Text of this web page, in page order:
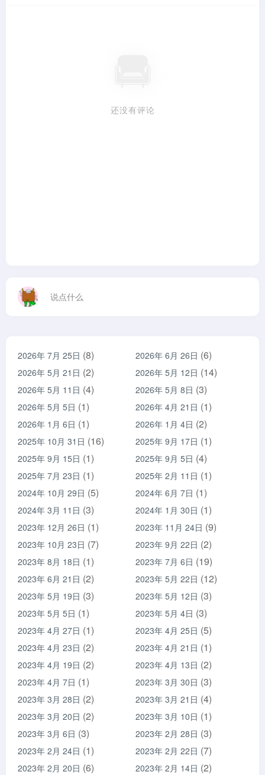
还没有评论
说点什么
2026年 7月 25日 (8) 2026年 6月 26日 (6)
2026年 5月 21日 (2) 2026年 5月 12日 (14)
2026年 5月 11日 (4) 2026年 5月 8日 (3)
2026年 5月 5日 (1) 2026年 4月 21日 (1)
2026年 1月 6日 (1) 2026年 1月 4日 (2)
2025年 10月 31日 (16) 2025年 9月 17日 (1)
2025年 9月 15日 (1) 2025年 9月 5日 (4)
2025年 7月 23日 (1) 2025年 2月 11日 (1)
2024年 10月 29日 (5) 2024年 6月 7日 (1)
2024年 3月 11日 (3) 2024年 1月 30日 (1)
2023年 12月 26日 (1) 2023年 11月 24日 (9)
2023年 10月 23日 (7) 2023年 9月 22日 (2)
2023年 8月 18日 (1) 2023年 7月 6日 (19)
2023年 6月 21日 (2) 2023年 5月 22日 (12)
2023年 5月 19日 (3) 2023年 5月 12日 (3)
2023年 5月 5日 (1) 2023年 5月 4日 (3)
2023年 4月 27日 (1) 2023年 4月 25日 (5)
2023年 4月 23日 (2) 2023年 4月 21日 (1)
2023年 4月 19日 (2) 2023年 4月 13日 (2)
2023年 4月 7日 (1) 2023年 3月 30日 (3)
2023年 3月 28日 (2) 2023年 3月 21日 (4)
2023年 3月 20日 (2) 2023年 3月 10日 (1)
2023年 3月 6日 (3) 2023年 2月 28日 (3)
2023年 2月 24日 (1) 2023年 2月 22日 (7)
2023年 2月 20日 (6) 2023年 2月 14日 (2)